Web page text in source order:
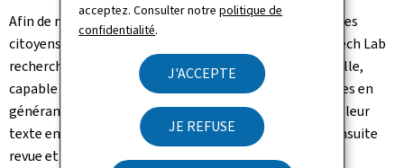
acceptez. Consulter notrepolitique de
confidentialité.
J'ACCEPTE
JE REFUSE
Afin de mettre ces informations à disposition de tous les
citoyens de manière aussi rapide que possible, le GovTech Lab
recherche donc un outil basé sur l'intelligence artificielle,
capable d'assister les différents rédacteurs de ces textes en
générant le plus efficacement possible l'équivalent de leur
texte en langage simple. Cette version du texte sera ensuite
revue et validée par des spécialistes en langage facile.